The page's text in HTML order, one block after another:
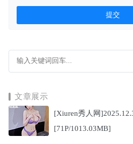
文章展示
[Xiuren秀人网
[71P/1013.03MB]